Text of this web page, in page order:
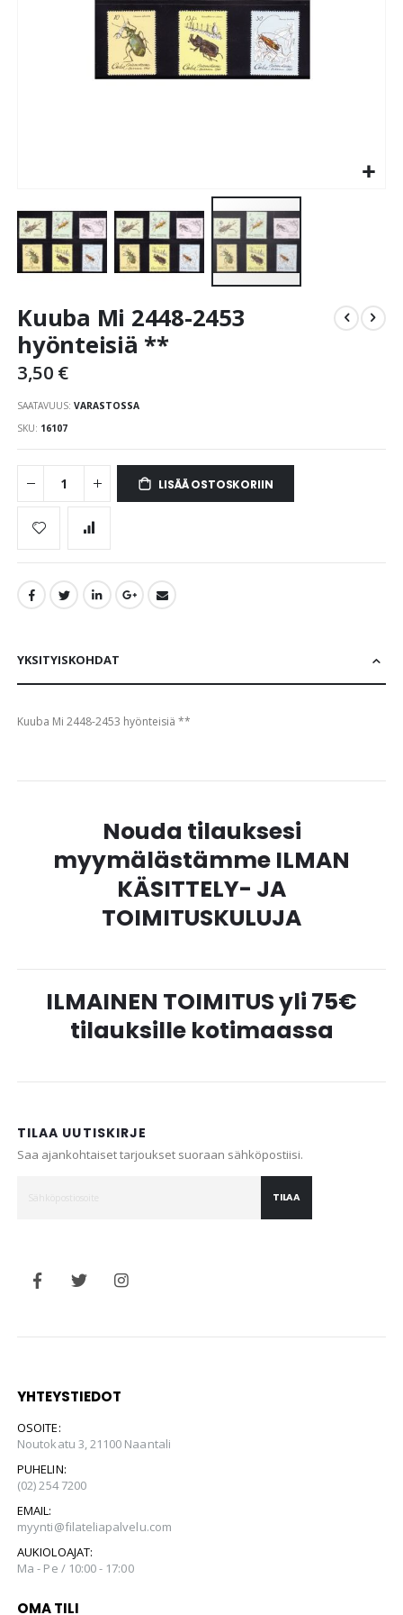
to
the
beginning
of
images
gallery
Kuuba Mi 2448-2453
hyönteisiä **
3,50 €
SAATAVUUS: VARASTOSSA
SKU 16107
LISÄÄ OSTOSKORIIN
YKSITYISKOHDAT
Kuuba Mi 2448-2453 hyönteisiä **
Nouda tilauksesi
myymälästämme ILMAN
KÄSITTELY- JA
TOIMITUSKULUJA
ILMAINEN TOIMITUS yli 75€
tilauksille kotimaassa
TILAA UUTISKIRJE
Saa ajankohtaiset tarjoukset suoraan sähköpostiisi.
TILAA
YHTEYSTIEDOT
OSOITE:
Noutokatu 3, 21100 Naantali
PUHELIN:
(02) 254 7200
EMAIL:
myynti@filateliapalvelu.com
AUKIOLOAJAT:
Ma - Pe / 10:00 - 17:00
OMA TILI